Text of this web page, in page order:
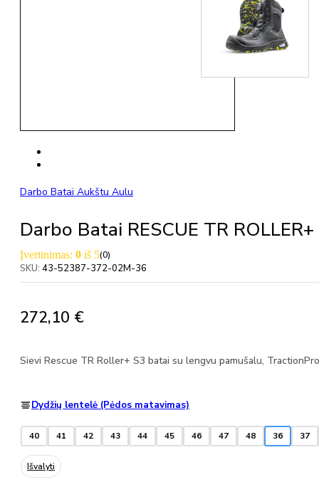
Darbo Batai Aukštu Aulu
Darbo Batai RESCUE TR
Įvertinimas: 0 iš 5(0)
SKU: 43-52387-372-02M-36
272,10 €
Sievi Rescue TR Roller+ S3 batai su lengvu pamušalu,
Dydžių lentelė (Pėdos matavimas)
40 41 42 43 44 45 46 47 48 36 37
Išvalyti